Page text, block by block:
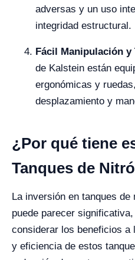
adversas y un uso
integridad estructural.
Fácil Manipulación y
de Kalstein están
ergonómicas y
desplazamiento y
¿Por qué tiene
Tanques de
La inversión en tanques de
puede parecer
considerar los beneficios a
y eficiencia de estos